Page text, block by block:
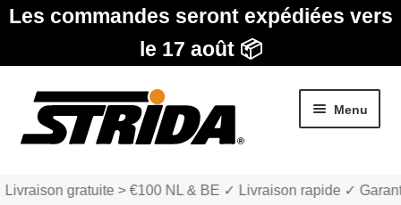
Les commandes seront expédiées vers
le 17 août 📦
Aller
la
Aller
contenu
Menu
gratuite > €100 NL & BE ✓ Livraison rapide ✓